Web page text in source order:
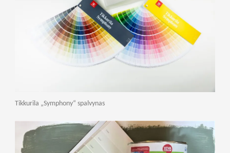
Tikkurila „Symphony“ spalvynas